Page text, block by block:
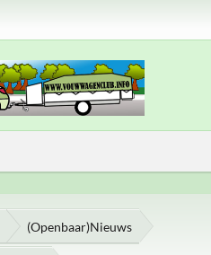
(Openbaar)Nieuws